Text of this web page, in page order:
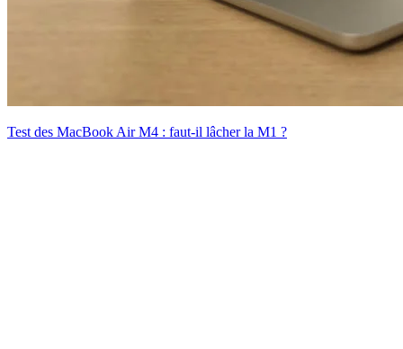
Test des MacBook Air M4 : faut-il lâcher la M1 ?